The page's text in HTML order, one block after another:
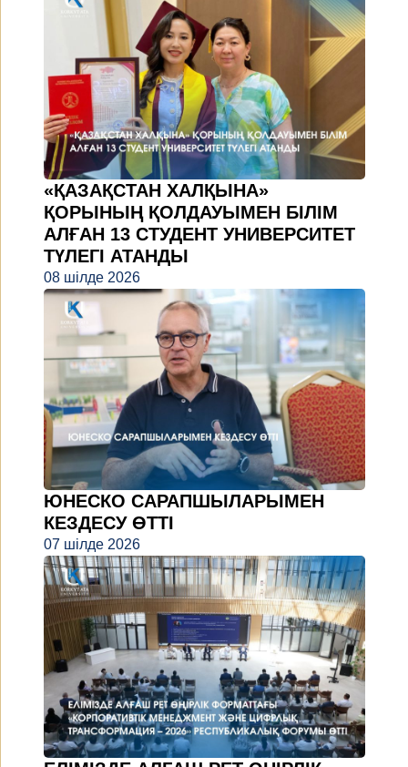
«ҚАЗАҚСТАН ХАЛҚЫНА»
ҚОРЫНЫҢ ҚОЛДАУЫМЕН БІЛІМ
АЛҒАН 13 СТУДЕНТ УНИВЕРСИТЕТ
ТҮЛЕГІ АТАНДЫ
08 шілде 2026
ЮНЕСКО САРАПШЫЛАРЫМЕН
КЕЗДЕСУ ӨТТІ
07 шілде 2026